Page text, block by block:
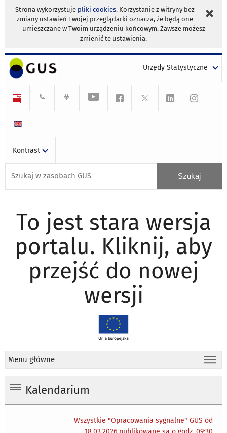
Strona wykorzystuje pliki cookies. Korzystanie z witryny bez
zmiany ustawień Twojej przeglądarki oznacza, że będą one
umieszczane w Twoim urządzeniu końcowym. Zawsze możesz
zmienić te ustawienia.
Urzędy Statystyczne
Kontrast
To jest stara wersja
portalu. Kliknij, aby
przejść do nowej
wersji
Menu główne
Kalendarium
Wszystkie "Opracowania sygnalne" GUS od